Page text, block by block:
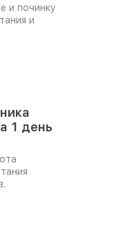
и починку
и
1 день